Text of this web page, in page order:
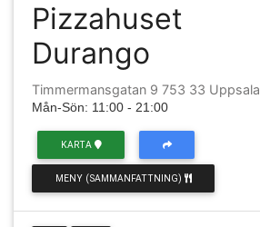
Pizzahuset
Durango
Timmermansgatan 9 753 33 Uppsala
Mån-Sön: 11:00 - 21:00
KARTA
MENY (SAMMANFATTNING)